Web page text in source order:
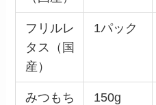
フリルレ
タス（国
産）
1パック
みつもち
150g